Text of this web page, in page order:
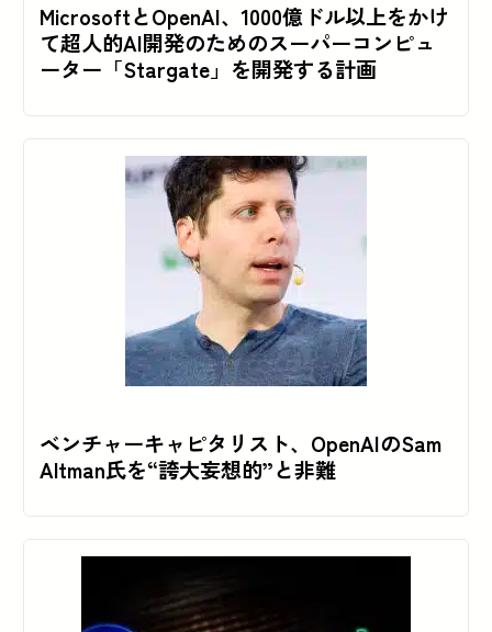
MicrosoftとOpenAI、1000億ドル以上をかけ
て超人的AI開発のためのスーパーコンピュ
ーター「Stargate」を開発する計画
ベンチャーキャピタリスト、OpenAIのSam
Altman氏を“誇大妄想的”と非難